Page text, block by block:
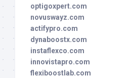
optigoxpert.com
novuswayz.com
actifypro.com
dynaboostx.com
instaflexco.com
innovistapro.com
flexiboostlab.com